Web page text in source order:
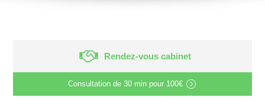
Rendez-vous cabinet
Consultation de 30 min pour 100€